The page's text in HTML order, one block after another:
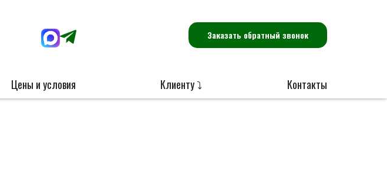
Заказать обратный звонок
Цены и условия Клиенту ⤵ Контакты